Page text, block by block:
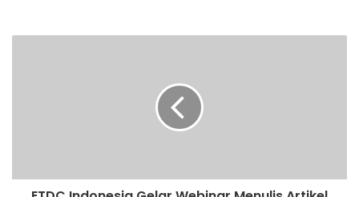
Menjaga soliditas internal
Meningkatkan sinergitas dan soliditas TNI-Polri, serta
bekerja sama dengan aparat penegak hukum dan